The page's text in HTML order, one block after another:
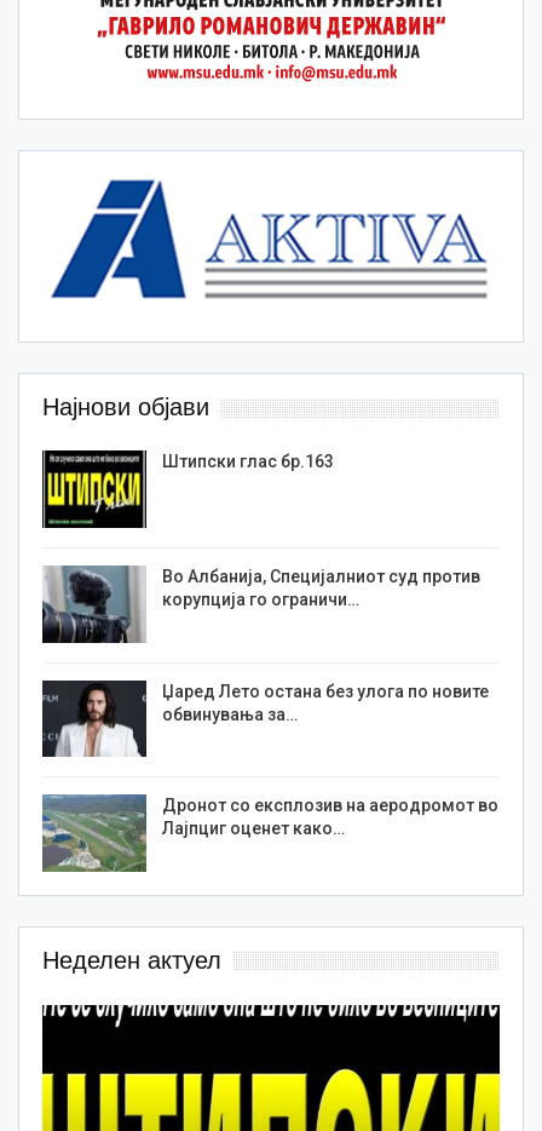
Најнови објави
Штипски глас бр.163
Во Албанија, Специјалниот суд против
корупција го ограничи…
Џаред Лето остана без улога по новите
обвинувања за…
Дронот со експлозив на аеродромот во
Лајпциг оценет како…
Неделен актуел